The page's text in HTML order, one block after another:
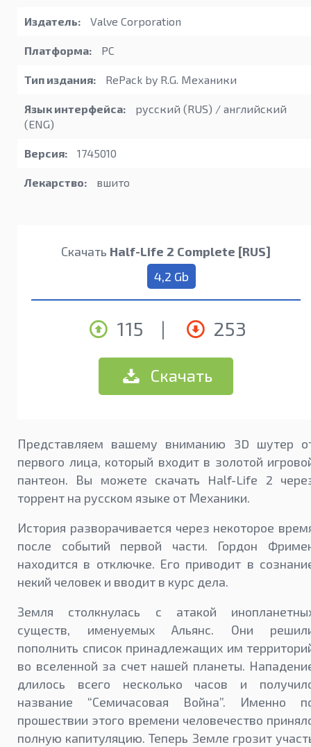
Издатель: Valve Corporation
Платформа: PC
Тип издания: RePack by R.G. Механики
Язык интерфейса:
русский (RUS) / английский
(ENG)
Версия: 1745010
Лекарство: вшито
Скачать Half-Life 2 Complete [RUS]
4,2 Gb
115 | 253
Скачать
Представляем вашему вниманию 3D шутер
первого лица, который входит в золотой
пантеон. Вы можете скачать Half-Life 2
торрент на русском языке от Механики.
История разворачивается через некоторое
после событий первой части. Гордон
находится в отключке. Его приводит в
некий человек и вводит в курс дела.
Земля столкнулась с атакой
существ, именуемых Альянс. Они
пополнить список принадлежащих им
во вселенной за счет нашей планеты.
длилось всего несколько часов и
название “Семичасовая Война”. Именно
прошествии этого времени человечество
полную капитуляцию. Теперь Земле грозит